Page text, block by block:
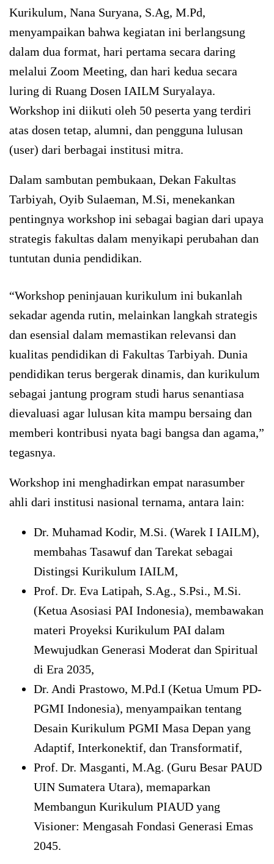
Kurikulum, Nana Suryana, S.Ag, M.Pd,
menyampaikan bahwa kegiatan ini berlangsung
dalam dua format, hari pertama secara daring
melalui Zoom Meeting, dan hari kedua secara
luring di Ruang Dosen IAILM Suryalaya.
Workshop ini diikuti oleh 50 peserta yang terdiri
atas dosen tetap, alumni, dan pengguna lulusan
(user) dari berbagai institusi mitra.
Dalam sambutan pembukaan, Dekan Fakultas
Tarbiyah, Oyib Sulaeman, M.Si, menekankan
pentingnya workshop ini sebagai bagian dari upaya
strategis fakultas dalam menyikapi perubahan dan
tuntutan dunia pendidikan.
“Workshop peninjauan kurikulum ini bukanlah
sekadar agenda rutin, melainkan langkah strategis
dan esensial dalam memastikan relevansi dan
kualitas pendidikan di Fakultas Tarbiyah. Dunia
pendidikan terus bergerak dinamis, dan kurikulum
sebagai jantung program studi harus senantiasa
dievaluasi agar lulusan kita mampu bersaing dan
memberi kontribusi nyata bagi bangsa dan agama,”
tegasnya.
Workshop ini menghadirkan empat narasumber
ahli dari institusi nasional ternama, antara lain:
Dr. Muhamad Kodir, M.Si. (Warek I IAILM),
membahas Tasawuf dan Tarekat sebagai
Distingsi Kurikulum IAILM,
Prof. Dr. Eva Latipah, S.Ag., S.Psi., M.Si.
(Ketua Asosiasi PAI Indonesia), membawakan
materi Proyeksi Kurikulum PAI dalam
Mewujudkan Generasi Moderat dan Spiritual
di Era 2035,
Dr. Andi Prastowo, M.Pd.I (Ketua Umum PD-
PGMI Indonesia), menyampaikan tentang
Desain Kurikulum PGMI Masa Depan yang
Adaptif, Interkonektif, dan Transformatif,
Prof. Dr. Masganti, M.Ag. (Guru Besar PAUD
UIN Sumatera Utara), memaparkan
Membangun Kurikulum PIAUD yang
Visioner: Mengasah Fondasi Generasi Emas
2045.